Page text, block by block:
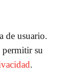
850 mm
1,375 mm
130 mm
de usuario.
su
.